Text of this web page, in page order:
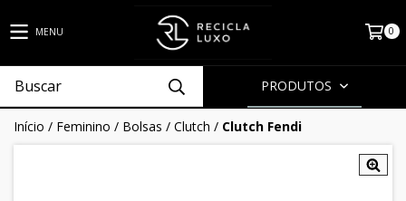
MENU 0
PRODUTOS
Início / Feminino / Bolsas / Clutch / Clutch Fendi